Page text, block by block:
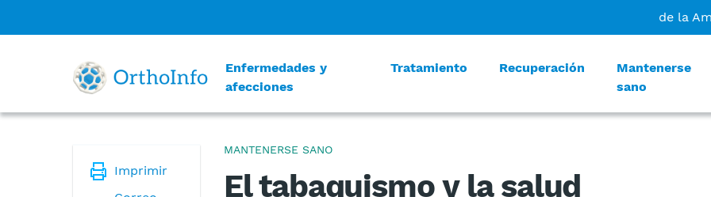
de la
Enfermedades y
afecciones
Tratamiento Recuperación
Mantenerse
sano
Imprimir
MANTENERSE SANO
El tabaquismo y la salud